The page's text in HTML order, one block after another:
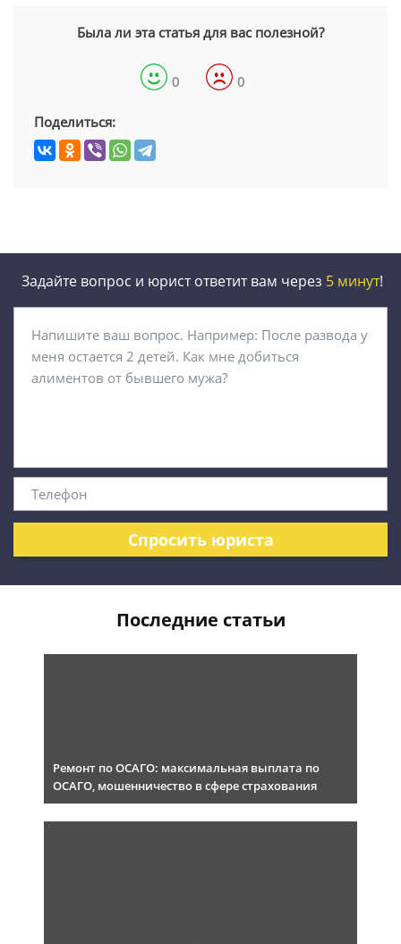
Была ли эта статья для вас полезной?
0 0
Поделиться:
Задайте вопрос и юрист ответит вам через 5 минут!
Спросить юриста
Последние статьи
Ремонт по ОСАГО: максимальная выплата по
ОСАГО, мошенничество в сфере страхования